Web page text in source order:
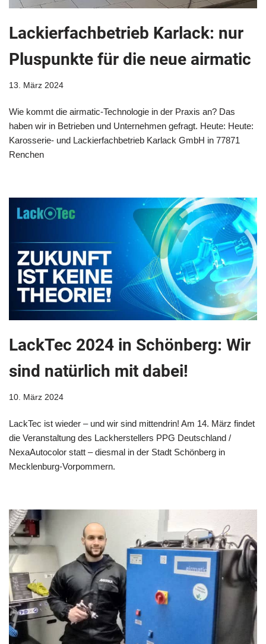
Lackierfachbetrieb Karlack: nur
Pluspunkte für die neue airmatic
13. März 2024
Wie kommt die airmatic-Technologie in der Praxis an? Das
haben wir in Betrieben und Unternehmen gefragt. Heute: Heute:
Karosserie- und Lackierfachbetrieb Karlack GmbH in 77871
Renchen
LackTec 2024 in Schönberg: Wir
sind natürlich mit dabei!
10. März 2024
LackTec ist wieder – und wir sind mittendrin! Am 14. März findet
die Veranstaltung des Lackherstellers PPG Deutschland /
NexaAutocolor statt – diesmal in der Stadt Schönberg in
Mecklenburg-Vorpommern.